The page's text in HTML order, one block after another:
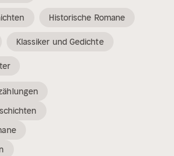
Historische Romane
Klassiker und Gedichte